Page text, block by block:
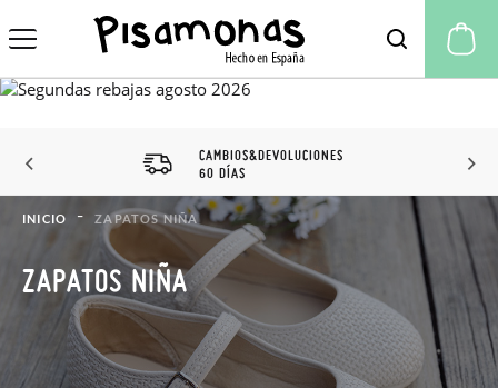
CAMBIOS&DEVOLUCIONES
60 DÍAS
INICIO ZAPATOS NIÑA
ZAPATOS NIÑA